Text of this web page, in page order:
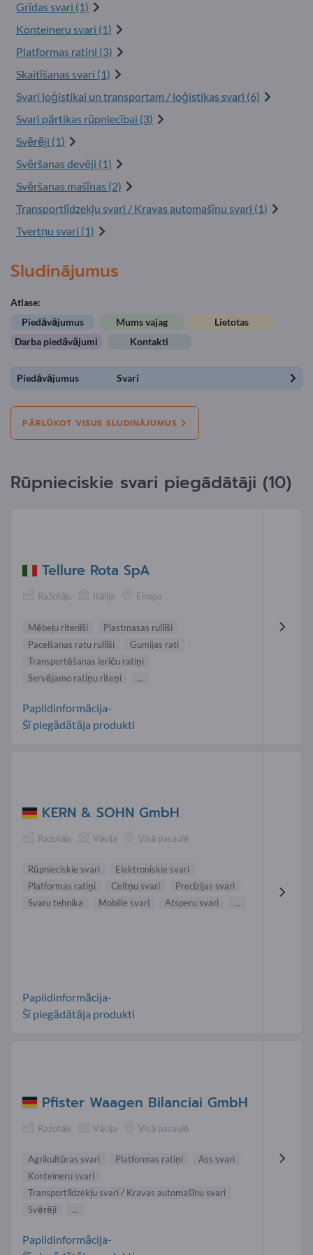
Grīdas svari (1)
Konteineru svari (1)
Platformas ratiņi (3)
Skaitīšanas svari (1)
Svari loģistikai un transportam / loģistikas svari (6)
Svari pārtikas rūpniecībai (3)
Svērēji (1)
Svēršanas devēji (1)
Svēršanas mašīnas (2)
Transportlīdzekļu svari / Kravas automašīnu svari (1)
Tvertņu svari (1)
Sludinājumus
Atlase:
Piedāvājumus
Mums vajag
Lietotas
Darba piedāvājumi
Kontakti
Piedāvājumus Svari
PĀRLŪKOT VISUS SLUDINĀJUMUS
Rūpnieciskie svari piegādātāji (10)
Tellure Rota SpA
Ražotājs Itālija Eiropa
Mēbeļu ritenīši
Plastmasas rullīši
Pacelšanas ratu rullīši
Gumijas rati
Transportēšanas ierīču ratiņi
Servējamo ratiņu riteņi
...
Papildinformācija-
Šī piegādātāja produkti
KERN & SOHN GmbH
Ražotājs Vācija Visā pasaulē
Rūpnieciskie svari
Elektroniskie svari
Platformas ratiņi
Celtņu svari
Precīzijas svari
Svaru tehnika
Mobilie svari Atsperu svari ...
Papildinformācija-
Šī piegādātāja produkti
Pfister Waagen Bilanciai GmbH
Ražotājs Vācija Visā pasaulē
Agrikultūras svari Platformas ratiņi
Ass svari
Konteineru svari
Transportlīdzekļu svari / Kravas automašīnu svari
Svērēji
...
Papildinformācija-